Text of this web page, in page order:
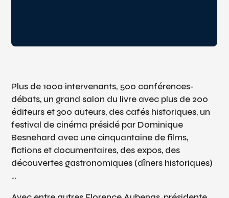
Plus de 1000 intervenants, 500 conférences-
débats, un grand salon du livre avec plus de 200
éditeurs et 300 auteurs, des cafés historiques, un
festival de cinéma présidé par Dominique
Besnehard avec une cinquantaine de films,
fictions et documentaires, des expos, des
découvertes gastronomiques (dîners historiques)
…